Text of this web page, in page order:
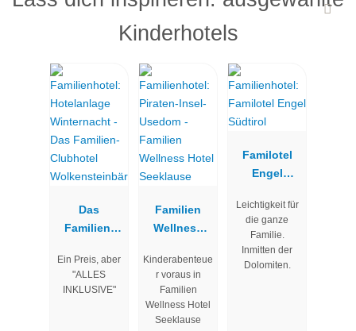
Kinderhotels
Das
Familien-
Wolkenstein
Ein Preis, aber
"ALLES
INKLUSIVE"
Familien
Wellness
Seeklause
Kinderabenteue
r voraus in
Familien
Wellness Hotel
Seeklause
Familotel
Engel
Leichtigkeit für
die ganze
Familie.
Inmitten der
Dolomiten.